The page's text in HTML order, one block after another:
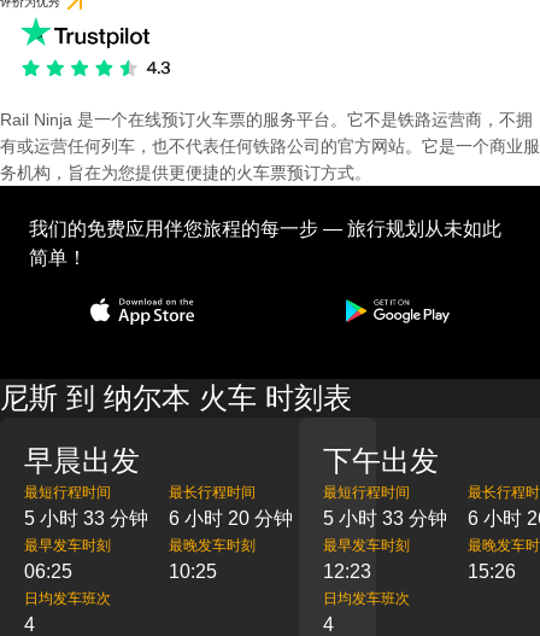
Rail Ninja 是一个在线预订火车票的服务平台。它不是铁路运营商，不拥
有或运营任何列车，也不代表任何铁路公司的官方网站。它是一个商业服
务机构，旨在为您提供更便捷的火车票预订方式。
我们的免费应用伴您旅程的每一步 — 旅行规划从未如此
简单！
尼斯 到 纳尔本 火车 时刻表
早晨出发
最短行程时间
5 小时 33 分钟
最长行程时间
6 小时 20 分钟
最早发车时刻
06:25
最晚发车时刻
10:25
日均发车班次
4
下午出发
最短行程时间
5 小时 33 分钟
最长行程
6 小时
最早发车时刻
12:23
最晚发车
15:26
日均发车班次
4